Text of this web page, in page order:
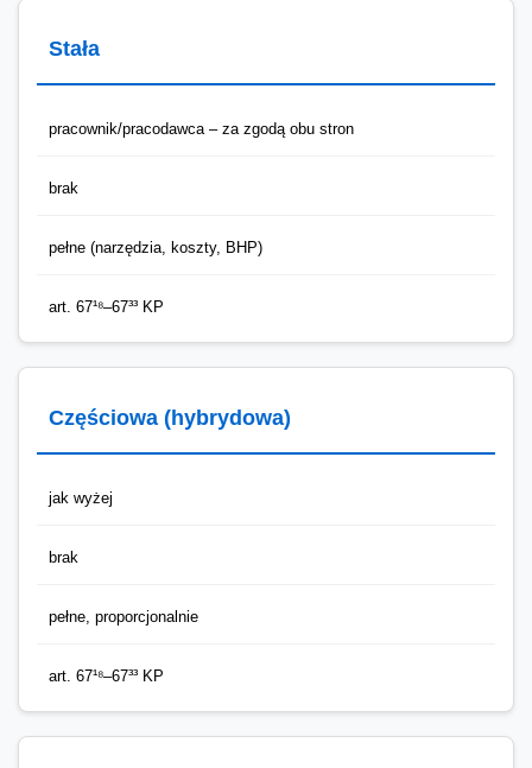
Stała
pracownik/pracodawca – za zgodą obu stron
brak
pełne (narzędzia, koszty, BHP)
art. 67¹⁸–67³³ KP
Częściowa (hybrydowa)
jak wyżej
brak
pełne, proporcjonalnie
art. 67¹⁸–67³³ KP